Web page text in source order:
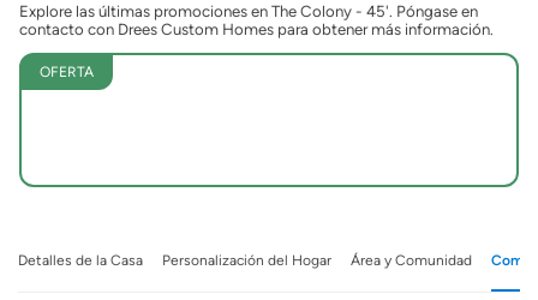
Explore las últimas promociones en The Colony - 45'. Póngase en
contacto con Drees Custom Homes para obtener más información.
OFERTA
Detalles de la Casa Personalización del Hogar Área y Comunidad